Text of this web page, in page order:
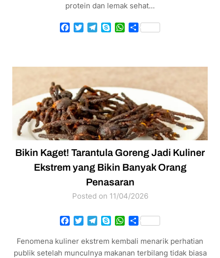
protein dan lemak sehat…
Facebook
TwitterTelegram
SkypeWhatsApp
Share
Bikin Kaget! Tarantula Goreng Jadi Kuliner
Ekstrem yang Bikin Banyak Orang
Penasaran
Posted on 11/04/2026
Facebook
TwitterTelegram
SkypeWhatsApp
Share
Fenomena kuliner ekstrem kembali menarik perhatian
publik setelah munculnya makanan terbilang tidak biasa